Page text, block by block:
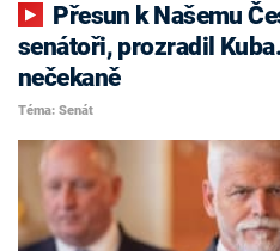
senátoři, prozradil
nečekaně
Téma: Senát